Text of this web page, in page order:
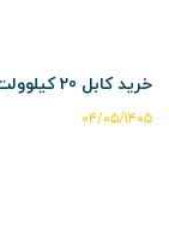
خرید کابل 20 کیلوولت آلومینیومی
۰۴/۰۵/۱۴۰۵